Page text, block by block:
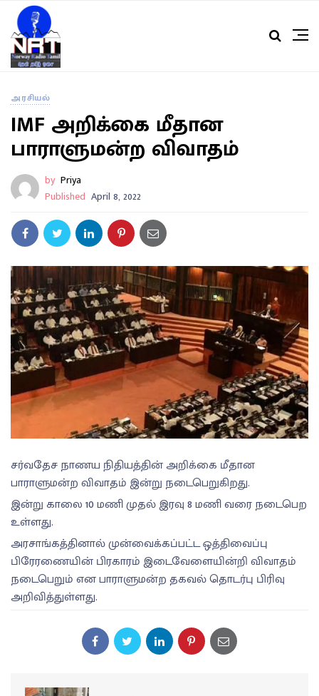
அரசியல்
IMF அறிக்கை மீதான
பாராளுமன்ற விவாதம்
by Priya
Published April 8, 2022
சர்வதேச நாணய நிதியத்தின் அறிக்கை மீதான
பாராளுமன்ற விவாதம் இன்று நடைபெறுகிறது.
இன்று காலை 10 மணி முதல் இரவு 8 மணி வரை நடைபெற
உள்ளது.
அரசாங்கத்தினால் முன்வைக்கப்பட்ட ஒத்திவைப்பு
பிரேரணையின் பிரகாரம் இடைவேளையின்றி விவாதம்
நடைபெறும் என பாராளுமன்ற தகவல் தொடர்பு பிரிவு
அறிவித்துள்ளது.